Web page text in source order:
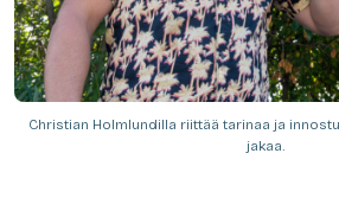
Christian Holmlundilla riittää tarinaa ja
jakaa.